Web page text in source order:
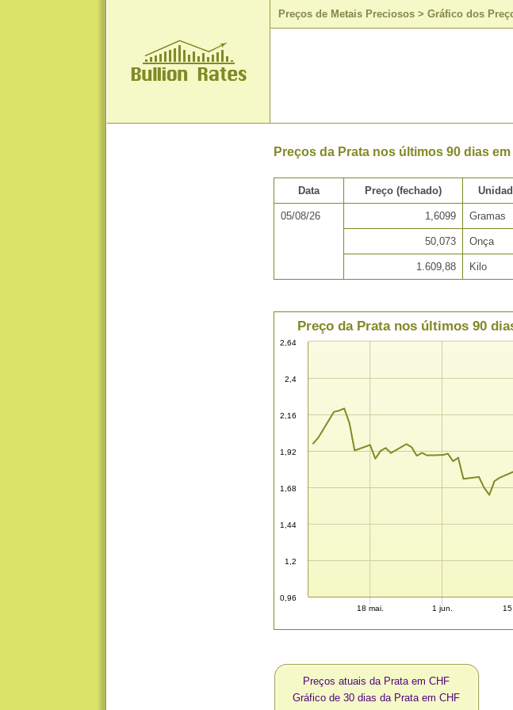
Preços de Metais Preciosos > Gráfico dos
Preços da Prata nos últimos 90 dias
Data Preço (fechado)
05/08/26 1,6099 Gramas
50,073 Onça
1.609,88 Kilo
Preço da Prata nos últimos 90
0,96
1,2
1,44
1,68
1,92
2,16
2,4
2,64
18 mai. 1 jun. 15
Preços atuais da Prata em CHF
Gráfico de 30 dias da Prata em CHF